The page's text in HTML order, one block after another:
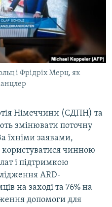
і Фрідріх Мерц, як
Німеччини (СДПН) та
змінювати поточну
їхніми заявами,
користуватися чинною
і підтримкою
ARD-
на заході та 76% на
допомоги для